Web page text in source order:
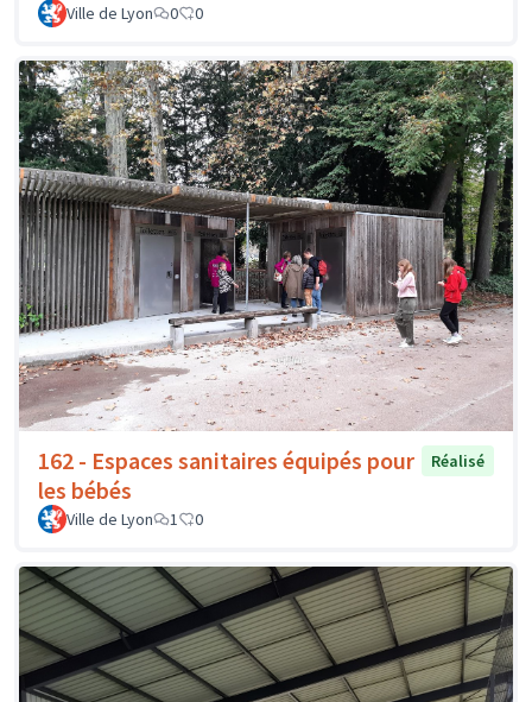
Ville de Lyon
0 0
162 - Espaces sanitaires équipés pour
les bébés
Réalisé
Ville de Lyon 1 0